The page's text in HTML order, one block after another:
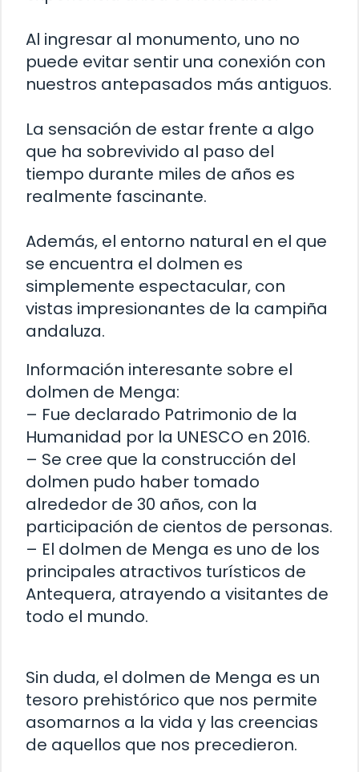
Al ingresar al monumento, uno no
puede evitar sentir una conexión con
nuestros antepasados más antiguos.
La sensación de estar frente a algo
que ha sobrevivido al paso del
tiempo durante miles de años es
realmente fascinante.
Además, el entorno natural en el que
se encuentra el dolmen es
simplemente espectacular, con
vistas impresionantes de la campiña
andaluza.
Información interesante sobre el
dolmen de Menga:
– Fue declarado Patrimonio de la
Humanidad por la UNESCO en 2016.
– Se cree que la construcción del
dolmen pudo haber tomado
alrededor de 30 años, con la
participación de cientos de personas.
– El dolmen de Menga es uno de los
principales atractivos turísticos de
Antequera, atrayendo a visitantes de
todo el mundo.
Sin duda, el dolmen de Menga es un
tesoro prehistórico que nos permite
asomarnos a la vida y las creencias
de aquellos que nos precedieron.